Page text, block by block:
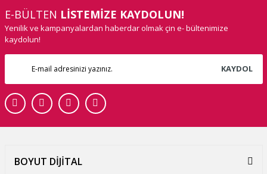
E-BÜLTEN LİSTEMİZE KAYDOLUN!
Yenilik ve kampanyalardan haberdar olmak çin e- bültenimize
kaydolun!
KAYDOL
BOYUT DİJİTAL